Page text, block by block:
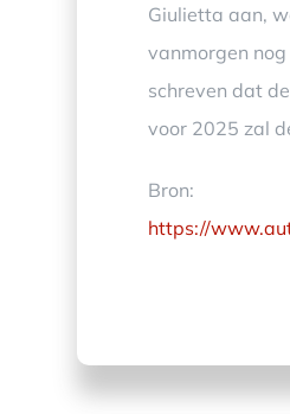
Giulietta aan,
vanmorgen
schreven dat
voor 2025 zal
Bron:
https://